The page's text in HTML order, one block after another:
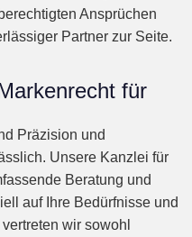
Ansprüchen
Partner zur Seite.
für
Präzision und
Unsere Kanzlei für
Beratung und
auf Ihre Bedürfnisse und
wir sowohl